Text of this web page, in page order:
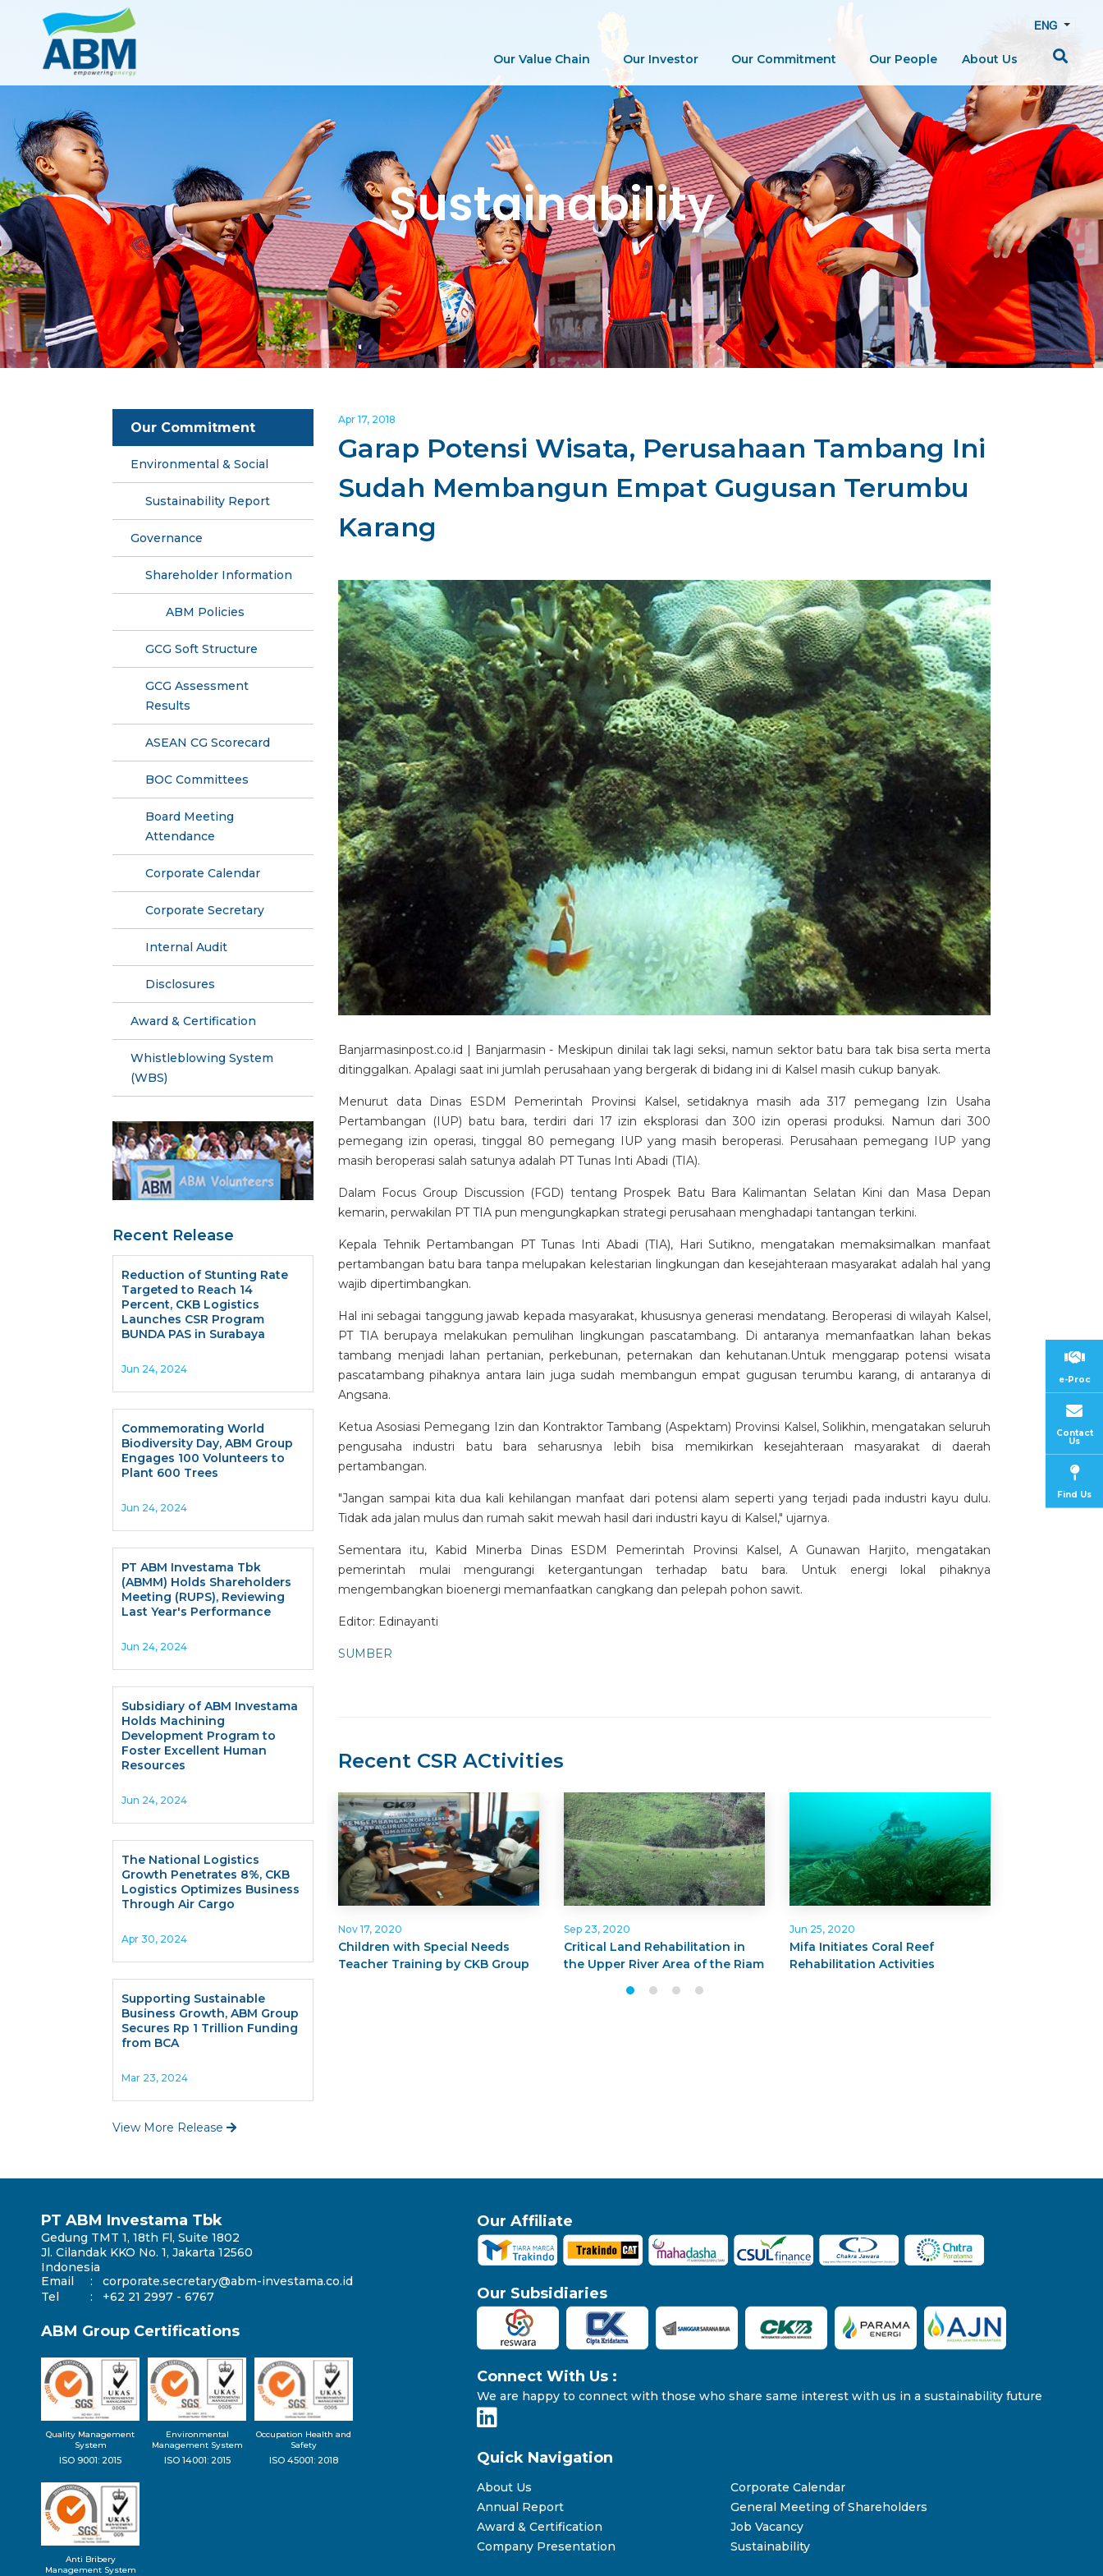
Our Value Chain Our Investor Our Commitment Our People About Us
ENG
Sustainability
Our Commitment
Environmental & Social
Sustainability Report
Governance
Shareholder Information
ABM Policies
GCG Soft Structure
GCG Assessment
Results
ASEAN CG Scorecard
BOC Committees
Board Meeting
Attendance
Corporate Calendar
Corporate Secretary
Internal Audit
Disclosures
Award & Certification
Whistleblowing System
(WBS)
Recent Release
Reduction of Stunting Rate
Targeted to Reach 14
Percent, CKB Logistics
Launches CSR Program
BUNDA PAS in Surabaya
Jun 24, 2024
Commemorating World
Biodiversity Day, ABM Group
Engages 100 Volunteers to
Plant 600 Trees
Jun 24, 2024
PT ABM Investama Tbk
(ABMM) Holds Shareholders
Meeting (RUPS), Reviewing
Last Year's Performance
Jun 24, 2024
Subsidiary of ABM Investama
Holds Machining
Development Program to
Foster Excellent Human
Resources
Jun 24, 2024
The National Logistics
Growth Penetrates 8%, CKB
Logistics Optimizes Business
Through Air Cargo
Apr 30, 2024
Supporting Sustainable
Business Growth, ABM Group
Secures Rp 1 Trillion Funding
from BCA
Mar 23, 2024
View More Release
Apr 17, 2018
Garap Potensi Wisata, Perusahaan Tambang Ini
Sudah Membangun Empat Gugusan Terumbu
Karang
Banjarmasinpost.co.id | Banjarmasin - Meskipun dinilai tak lagi seksi, namun sektor batu bara tak bisa serta merta
ditinggalkan. Apalagi saat ini jumlah perusahaan yang bergerak di bidang ini di Kalsel masih cukup banyak.
Menurut data Dinas ESDM Pemerintah Provinsi Kalsel, setidaknya masih ada 317 pemegang Izin Usaha
Pertambangan (IUP) batu bara, terdiri dari 17 izin eksplorasi dan 300 izin operasi produksi. Namun dari 300
pemegang izin operasi, tinggal 80 pemegang IUP yang masih beroperasi. Perusahaan pemegang IUP yang
masih beroperasi salah satunya adalah PT Tunas Inti Abadi (TIA).
Dalam Focus Group Discussion (FGD) tentang Prospek Batu Bara Kalimantan Selatan Kini dan Masa Depan
kemarin, perwakilan PT TIA pun mengungkapkan strategi perusahaan menghadapi tantangan terkini.
Kepala Tehnik Pertambangan PT Tunas Inti Abadi (TIA), Hari Sutikno, mengatakan memaksimalkan manfaat
pertambangan batu bara tanpa melupakan kelestarian lingkungan dan kesejahteraan masyarakat adalah hal yang
wajib dipertimbangkan.
Hal ini sebagai tanggung jawab kepada masyarakat, khususnya generasi mendatang. Beroperasi di wilayah Kalsel,
PT TIA berupaya melakukan pemulihan lingkungan pascatambang. Di antaranya memanfaatkan lahan bekas
tambang menjadi lahan pertanian, perkebunan, peternakan dan kehutanan.Untuk menggarap potensi wisata
pascatambang pihaknya antara lain juga sudah membangun empat gugusan terumbu karang, di antaranya di
Angsana.
Ketua Asosiasi Pemegang Izin dan Kontraktor Tambang (Aspektam) Provinsi Kalsel, Solikhin, mengatakan seluruh
pengusaha industri batu bara seharusnya lebih bisa memikirkan kesejahteraan masyarakat di daerah
pertambangan.
"Jangan sampai kita dua kali kehilangan manfaat dari potensi alam seperti yang terjadi pada industri kayu dulu.
Tidak ada jalan mulus dan rumah sakit mewah hasil dari industri kayu di Kalsel," ujarnya.
Sementara itu, Kabid Minerba Dinas ESDM Pemerintah Provinsi Kalsel, A Gunawan Harjito, mengatakan
pemerintah mulai mengurangi ketergantungan terhadap batu bara. Untuk energi lokal pihaknya
mengembangkan bioenergi memanfaatkan cangkang dan pelepah pohon sawit.
Editor: Edinayanti
SUMBER
Recent CSR ACtivities
Nov 17, 2020
Children with Special Needs
Teacher Training by CKB Group
Sep 23, 2020
Critical Land Rehabilitation in
the Upper River Area of the Riam
Jun 25, 2020
Mifa Initiates Coral Reef
Rehabilitation Activities
PT ABM Investama Tbk
Gedung TMT 1, 18th Fl, Suite 1802
Jl. Cilandak KKO No. 1, Jakarta 12560
Indonesia
Email
:
corporate.secretary@abm-investama.co.id
Tel
: +62 21 2997 - 6767
ABM Group Certifications
Quality Management
System
ISO 9001: 2015
Environmental
Management System
ISO 14001: 2015
Occupation Health and
Safety
ISO 45001: 2018
Anti Bribery
Management System
Our Affiliate
Our Subsidiaries
Connect With Us :
We are happy to connect with those who share same interest with us in a sustainability future
Quick Navigation
About Us
Corporate Calendar
Annual Report
General Meeting of Shareholders
Award & Certification
Job Vacancy
Company Presentation
Sustainability
e-Proc
Contact
Us
Find Us